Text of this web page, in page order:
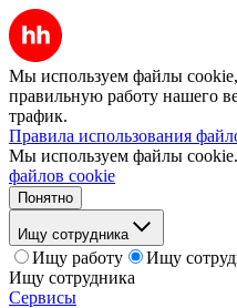
Мы используем файлы
правильную работу нашего
трафик.
Правила использования
Мы используем файлы cookie.
файлов cookie
Понятно
Ищу сотрудника
Ищу работу
Ищу
Ищу сотрудника
Сервисы